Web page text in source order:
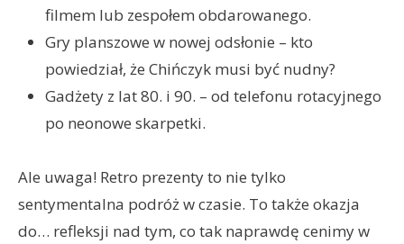
filmem lub zespołem obdarowanego.
Gry planszowe w nowej odsłonie – kto
powiedział, że Chińczyk musi być nudny?
Gadżety z lat 80. i 90. – od telefonu rotacyjnego
po neonowe skarpetki.
Ale uwaga! Retro prezenty to nie tylko
sentymentalna podróż w czasie. To także okazja
do… refleksji nad tym, co tak naprawdę cenimy w